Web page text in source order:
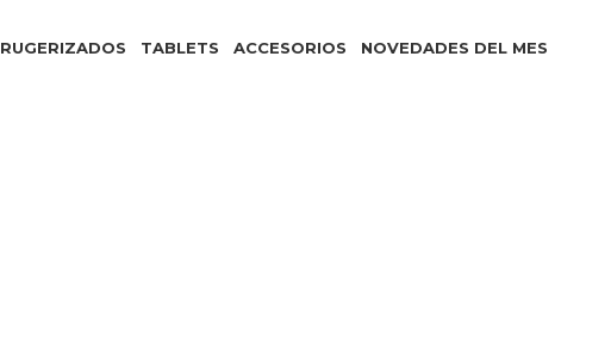
RUGERIZADOS TABLETS ACCESORIOS NOVEDADES DEL MES